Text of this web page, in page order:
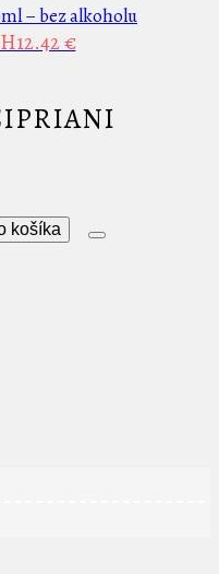
– bez alkoholu
€
košíka